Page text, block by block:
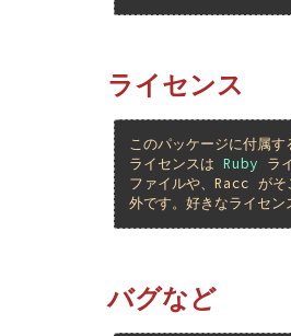
ライセンス
このパッケージに付属
ライセンスは Ruby
ラ
ファイルや、Racc がそ
外です。好きなライセン
バグなど